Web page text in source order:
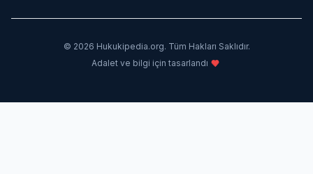
© 2026 Hukukipedia.org. Tüm Hakları Saklıdır.
Adalet ve bilgi için tasarlandı